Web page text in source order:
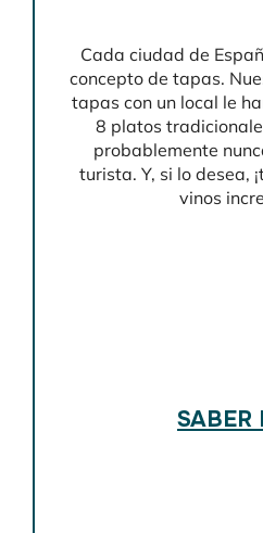
Cada ciudad de
concepto de tapas.
tapas con un local le
8 platos
probablemente
turista. Y, si lo desea,
vinos
SABER